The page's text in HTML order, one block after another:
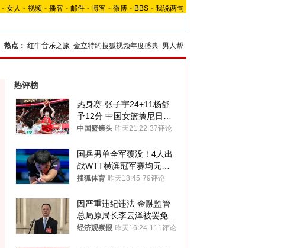
- 女人 - 视频 - 播客 - 邮件 - 博客 - 微博 - BBS - 我说两句
热点： 红牛音乐之旅 金立特约搜狐视频年度盛典 男人帮
热评榜
热身赛-张子宇24+11杨舒
予12分 中国女篮擒尼日利
亚
中国篮镜头 昨天21:22 37评论
国乒男单全军覆没！4人出
战WTT横滨冠军赛均无缘
八强
搜狐体育 昨天18:45 79评论
因严重违纪违法 金融监管
总局原局长李云泽被罢免全
国人大代表
经济观察报 昨天16:24 111评论